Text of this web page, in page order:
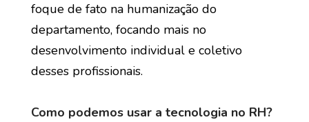
foque de fato na humanização do
departamento, focando mais no
desenvolvimento individual e coletivo
desses profissionais.
Como podemos usar a tecnologia no RH?